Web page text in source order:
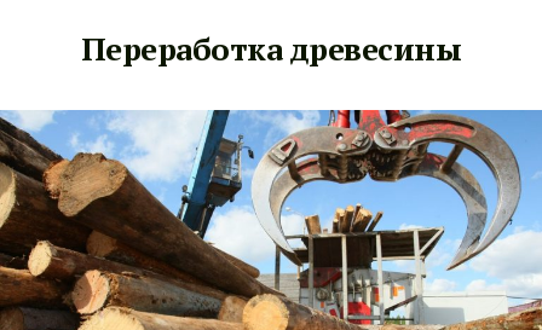
Переработка древесины